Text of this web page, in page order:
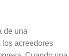
de una
los acreedores